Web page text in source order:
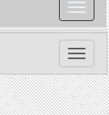
Toggle
Toggle